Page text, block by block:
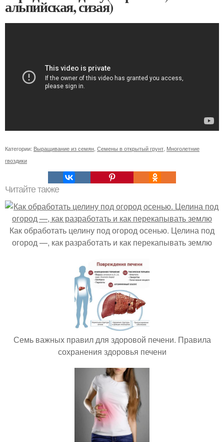
альпийская, сизая)
Категории: Выращивание из семян Семены в открытый грунт Многолетние
гвоздики
Читайте также
Как обработать целину под огород осенью. Целина под
огород —, как разработать и как перекапывать землю
Семь важных правил для здоровой печени. Правила
сохранения здоровья печени